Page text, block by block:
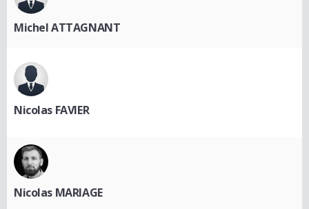
Michel ATTAGNANT
Nicolas FAVIER
Nicolas MARIAGE